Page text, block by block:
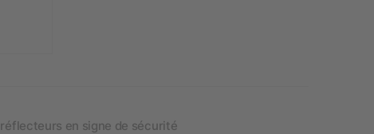
en signe de sécurité